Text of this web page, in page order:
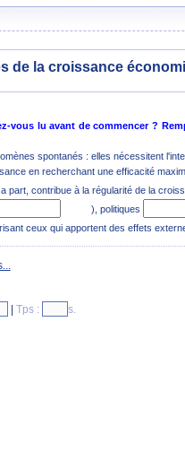
de la croissance
vous lu avant de commencer ?
spontanés : elles nécessitent
en recherchant une efficacité
part, contribue à la régularité de la
), politiques
ceux qui apportent des effets
Tps : s.